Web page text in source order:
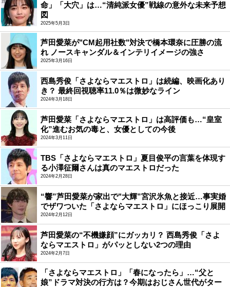
命」「大穴」は…“清純派女優”戦線の意外な未来予想
図
2025年5月3日
芦田愛菜が"CM起用社数"対決で橋本環奈に圧勝の流
れ ノースキャンダル＆インテリイメージの強さ
2025年3月16日
西島秀俊「さよならマエストロ」は続編、映画化あり
き？ 最終回視聴率11.0％は微妙なライン
2024年3月18日
芦田愛菜「さよならマエストロ」は高評価も…“皇室
化”進むお気の毒と、女優としての今後
2024年3月11日
TBS「さよならマエストロ」夏目俊平の言葉を体現す
る小澤征爾さんは真のマエストロだった
2024年2月28日
“響”芦田愛菜が家出で"大輝”宮沢氷魚と接近…事実婚
でザワついた「さよならマエストロ」にほっこり展開
2024年2月12日
芦田愛菜の“不機嫌顔”にガッカリ？ 西島秀俊「さよ
ならマエストロ」がパッとしない2つの理由
2024年2月7日
「さよならマエストロ」「春になったら」…“父と
娘”ドラマ対決の行方は？今期はおじさん世代がター